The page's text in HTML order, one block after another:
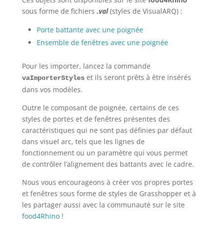
sous forme de fichiers .val(styles de VisualARQ) :
Porte battante avec une poignée
Ensemble de fenêtres avec une poignée
Pour les importer, lancez la commande
vaImporterStyleset ils seront prêts à être insérés
dans vos modèles.
Outre le composant de poignée, certains de ces
styles de portes et de fenêtres présentes des
caractéristiques qui ne sont pas définies par défaut
dans visuel arc, tels que les lignes de
fonctionnement ou un paramètre qui vous permet
de contrôler l’alignement des battants avec le cadre.
Nous vous encourageons à créer vos propres portes
et fenêtres sous forme de styles de Grasshopper et à
les partager aussi avec la communauté sur le site
food4Rhino!